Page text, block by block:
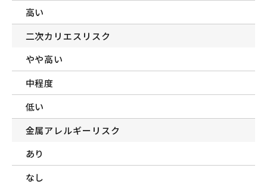
高い
二次カリエスリスク
やや高い
中程度
低い
金属アレルギーリスク
あり
なし